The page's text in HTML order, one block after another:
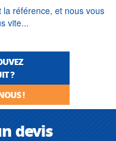
la référence, et nous vous
vite...
?
!
devis